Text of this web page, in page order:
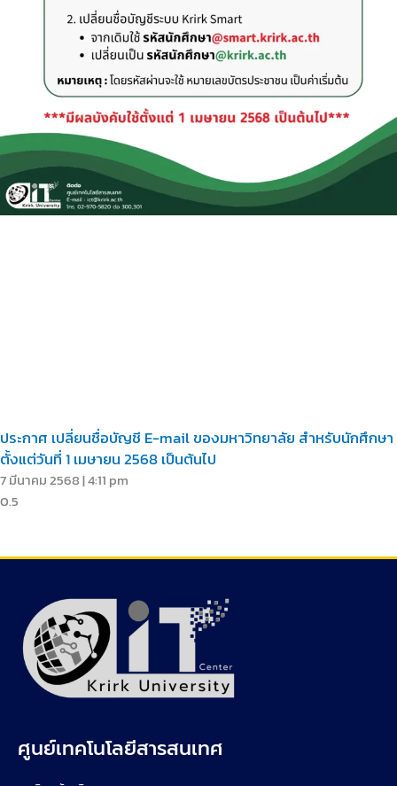
ประกาศ เปลี่ยนชื่อบัญชี E-mail ของมหาวิทยาลัย สำหรับนักศึกษา
ตั้งแต่วันที่ 1 เมษายน 2568 เป็นต้นไป
7 มีนาคม 2568 4:11 pm
ศูนย์เทคโนโลยีสารสนเทศ